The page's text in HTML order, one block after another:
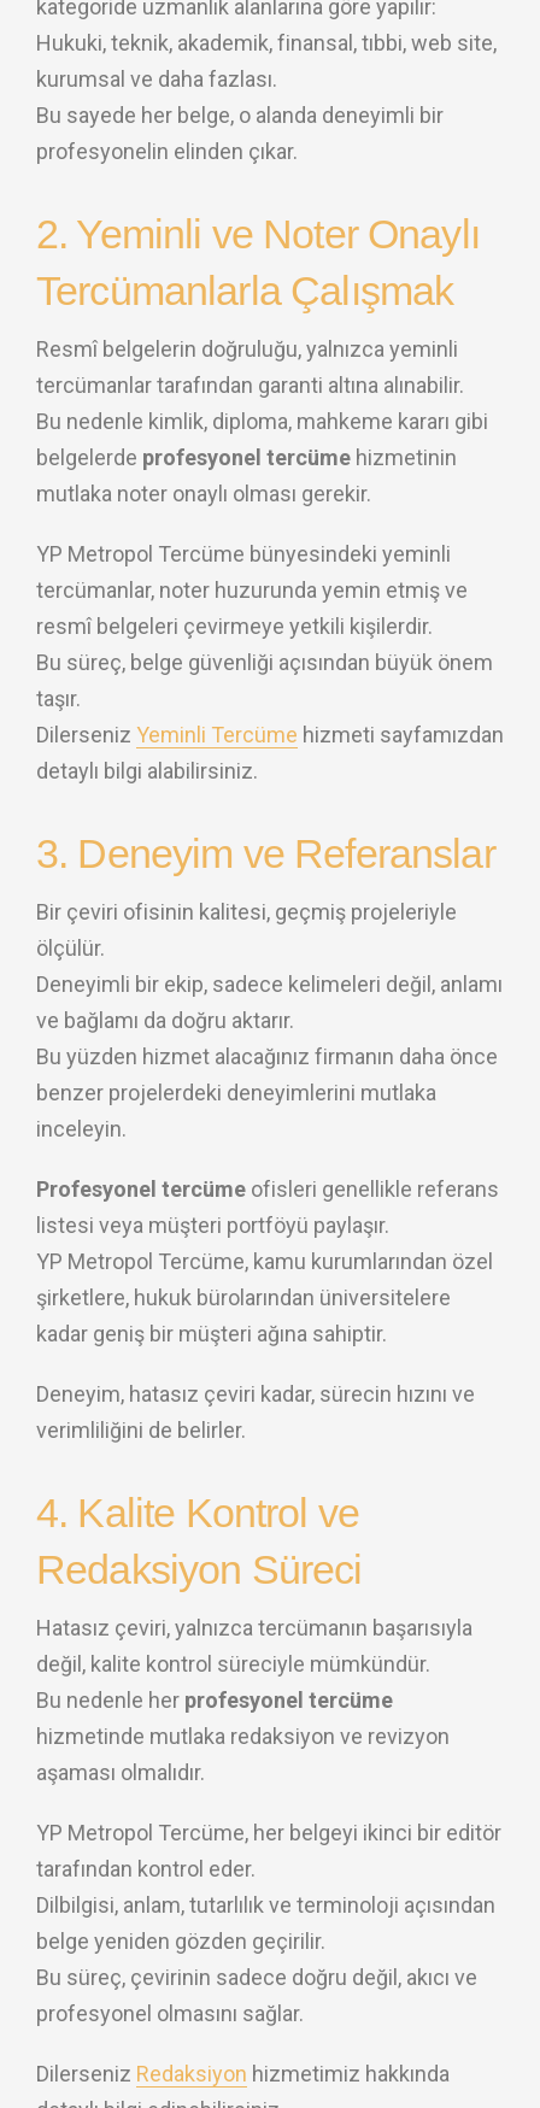
kategoride uzmanlık alanlarına göre yapılır:
Hukuki, teknik, akademik, finansal, tıbbi, web site,
kurumsal ve daha fazlası.
Bu sayede her belge, o alanda deneyimli bir
profesyonelin elinden çıkar.
2. Yeminli ve Noter Onaylı
Tercümanlarla Çalışmak
Resmî belgelerin doğruluğu, yalnızca yeminli
tercümanlar tarafından garanti altına alınabilir.
Bu nedenle kimlik, diploma, mahkeme kararı gibi
belgelerde profesyonel tercüme hizmetinin
mutlaka noter onaylı olması gerekir.
YP Metropol Tercüme bünyesindeki yeminli
tercümanlar, noter huzurunda yemin etmiş ve
resmî belgeleri çevirmeye yetkili kişilerdir.
Bu süreç, belge güvenliği açısından büyük önem
taşır.
Dilerseniz Yeminli Tercüme hizmeti sayfamızdan
detaylı bilgi alabilirsiniz.
3. Deneyim ve Referanslar
Bir çeviri ofisinin kalitesi, geçmiş projeleriyle
ölçülür.
Deneyimli bir ekip, sadece kelimeleri değil, anlamı
ve bağlamı da doğru aktarır.
Bu yüzden hizmet alacağınız firmanın daha önce
benzer projelerdeki deneyimlerini mutlaka
inceleyin.
Profesyonel tercüme ofisleri genellikle referans
listesi veya müşteri portföyü paylaşır.
YP Metropol Tercüme, kamu kurumlarından özel
şirketlere, hukuk bürolarından üniversitelere
kadar geniş bir müşteri ağına sahiptir.
Deneyim, hatasız çeviri kadar, sürecin hızını ve
verimliliğini de belirler.
4. Kalite Kontrol ve
Redaksiyon Süreci
Hatasız çeviri, yalnızca tercümanın başarısıyla
değil, kalite kontrol süreciyle mümkündür.
Bu nedenle her profesyonel tercüme
hizmetinde mutlaka redaksiyon ve revizyon
aşaması olmalıdır.
YP Metropol Tercüme, her belgeyi ikinci bir editör
tarafından kontrol eder.
Dilbilgisi, anlam, tutarlılık ve terminoloji açısından
belge yeniden gözden geçirilir.
Bu süreç, çevirinin sadece doğru değil, akıcı ve
profesyonel olmasını sağlar.
Dilerseniz Redaksiyon hizmetimiz hakkında